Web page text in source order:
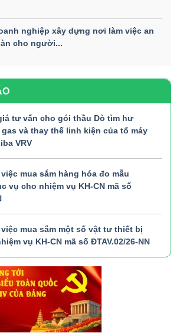
nghiệp xây dựng nơi làm việc an
cho người...
tư vấn cho gói thầu Dò tìm hư
và thay thế linh kiện của tổ máy
VRV
mua sắm hàng hóa đo mẫu
vụ cho nhiệm vụ KH-CN mã số
mua sắm một số vật tư thiết bị
vụ KH-CN mã số ĐTAV.02/26-NN